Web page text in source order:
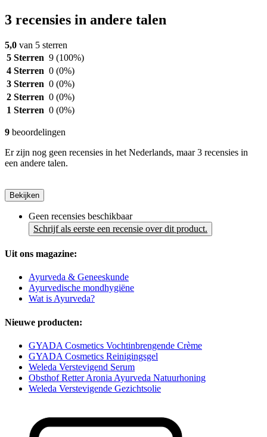
3 recensies in andere talen
5,0 van 5 sterren
5 Sterren 9 (100%)
4 Sterren 0 (0%)
3 Sterren 0 (0%)
2 Sterren 0 (0%)
1 Sterren 0 (0%)
9 beoordelingen
Er zijn nog geen recensies in het Nederlands, maar 3 recensies in
een andere talen.
Bekijken
Geen recensies beschikbaar
Schrijf als eerste een recensie over dit product.
Uit ons magazine:
Ayurveda & Geneeskunde
Ayurvedische mondhygiëne
Wat is Ayurveda?
Nieuwe producten:
GYADA Cosmetics Vochtinbrengende Crème
GYADA Cosmetics Reinigingsgel
Weleda Verstevigend Serum
Obsthof Retter Aronia Ayurveda Natuurhoning
Weleda Verstevigende Gezichtsolie